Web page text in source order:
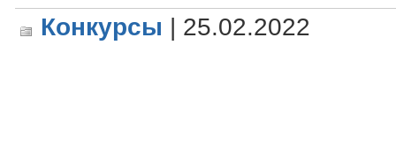
Конкурсы | 25.02.2022